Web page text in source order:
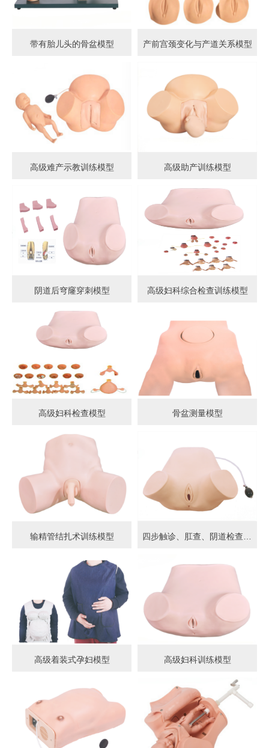
带有胎儿头的骨盆模型 产前宫颈变化与产道关系模型
高级难产示教训练模型 高级助产训练模型
阴道后穹窿穿刺模型 高级妇科综合检查训练模型
高级妇科检查模型 骨盆测量模型
输精管结扎术训练模型 四步触诊、肛查、阴道检查训练模型
高级着装式孕妇模型 高级妇科训练模型